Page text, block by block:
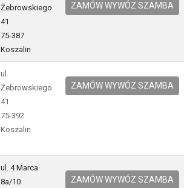
Żebrowskiego
41
75-387
Koszalin
ZAMÓW WYWÓZ SZAMBA
ul.
Żebrowskiego
41
75-392
Koszalin
ZAMÓW WYWÓZ SZAMBA
ul. 4 Marca
8a/10
ZAMÓW WYWÓZ SZAMBA